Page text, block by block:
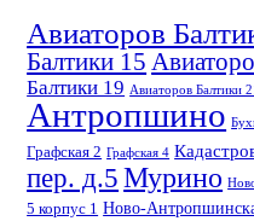
Авиаторов
Балтики 15
Балтики 19 Авиаторов Балтики
Антропшино
Графская 2 Графская 4
пер. д.5Мурино
5 корпус 1 Ново-